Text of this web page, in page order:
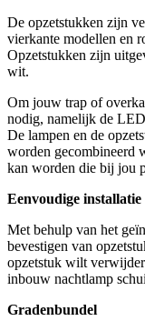
De opzetstukken zijn
vierkante modellen en
Opzetstukken zijn
wit.
Om jouw trap of
nodig, namelijk de
De lampen en de
worden gecombineerd
kan worden die bij jou
Eenvoudige installatie
Met behulp van het
bevestigen van
opzetstuk wilt
inbouw nachtlamp
Gradenbundel